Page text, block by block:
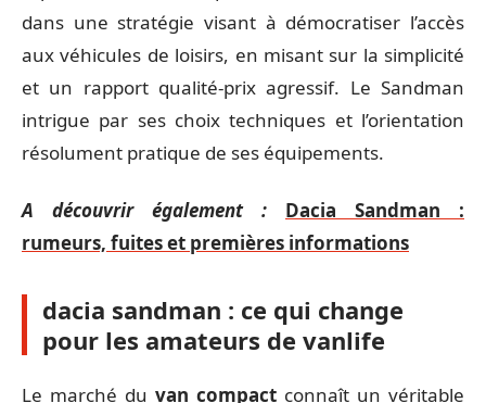
dans une stratégie visant à démocratiser l’accès
aux véhicules de loisirs, en misant sur la simplicité
et un rapport qualité-prix agressif. Le Sandman
intrigue par ses choix techniques et l’orientation
résolument pratique de ses équipements.
A découvrir également :
Dacia Sandman :
rumeurs, fuites et premières informations
dacia sandman : ce qui change
pour les amateurs de vanlife
Le marché du van compact connaît un véritable